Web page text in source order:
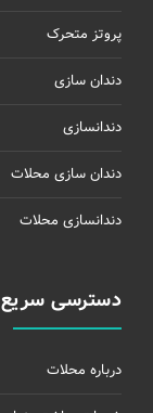
پروتز متحرک
دندان سازی
دندانسازی
دندان سازی محلات
دندانسازی محلات
دسترسی سریع
درباره محلات